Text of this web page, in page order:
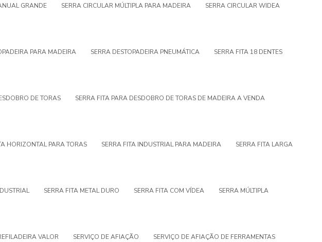
GRANDE SERRA CIRCULAR MÚLTIPLA PARA MADEIRA SERRA CIRCULAR WIDEA
PARA MADEIRA SERRA DESTOPADEIRA PNEUMÁTICA SERRA FITA 18 DENTES
DE TORAS SERRA FITA PARA DESDOBRO DE TORAS DE MADEIRA A VENDA
HORIZONTAL PARA TORAS SERRA FITA INDUSTRIAL PARA MADEIRA SERRA FITA LARGA
SERRA FITA METAL DURO SERRA FITA COM VÍDEA SERRA MÚLTIPLA
VALOR SERVIÇO DE AFIAÇÃO SERVIÇO DE AFIAÇÃO DE FERRAMENTAS